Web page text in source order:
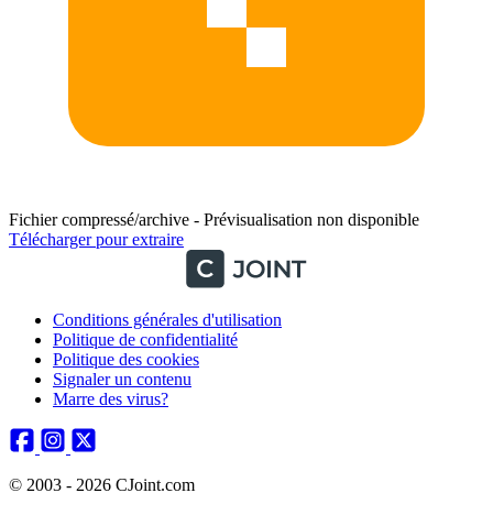
Fichier compressé/archive - Prévisualisation non disponible
Télécharger pour extraire
Conditions générales d'utilisation
Politique de confidentialité
Politique des cookies
Signaler un contenu
Marre des virus?
© 2003 - 2026 CJoint.com